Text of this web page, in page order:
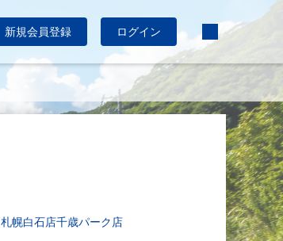
新規会員登録 ログイン
札幌白石店千歳パーク店